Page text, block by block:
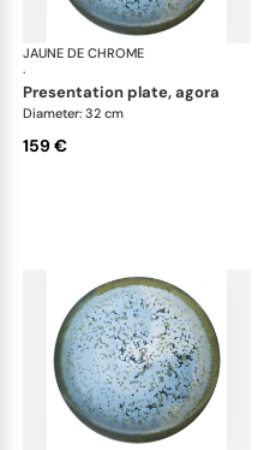
JAUNE DE CHROME
·
presentation plate, agora
Diameter: 32 cm
159 €